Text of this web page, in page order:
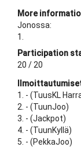
More
Jonossa:
1.
Participation
20 / 20
1. - (TuusKL
2. - (TuunJoo)
3. - (Jackpot)
4. - (TuunKyllä)
5. - (PekkaJoo)